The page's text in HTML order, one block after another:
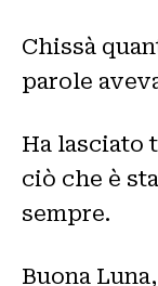
Chissà
parole
Ha lasciato
ciò che è
sempre.
Buona